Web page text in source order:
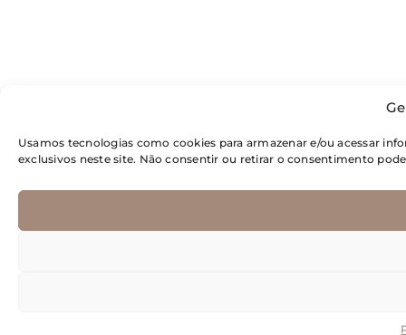
Usamos tecnologias como cookies para armazenar e/ou acessar
exclusivos neste site. Não consentir ou retirar o consentimento